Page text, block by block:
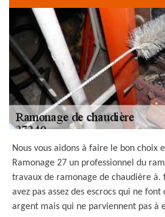
Nous vous aidons à faire le bon choix
Ramonage 27 un professionnel du
travaux de ramonage de chaudière à.
avez pas assez des escrocs qui ne
argent mais qui ne parviennent pas à